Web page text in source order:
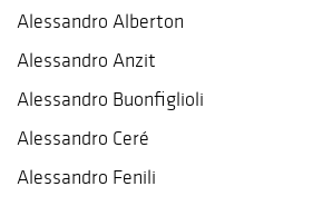
Alessandro Alberton
Alessandro Anzit
Alessandro Buonfiglioli
Alessandro Ceré
Alessandro Fenili